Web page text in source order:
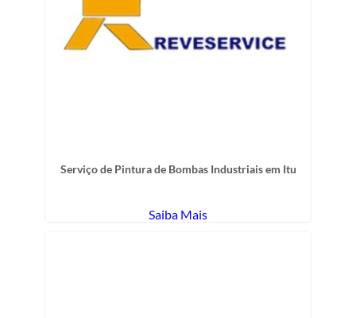
Serviço de Pintura de Bombas Industriais em Itu
Saiba Mais